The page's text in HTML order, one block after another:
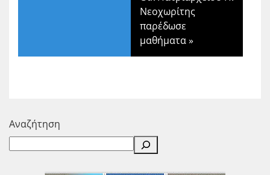
Νεοχωρίτης
παρέδωσε
μαθήματα»
Αναζήτηση